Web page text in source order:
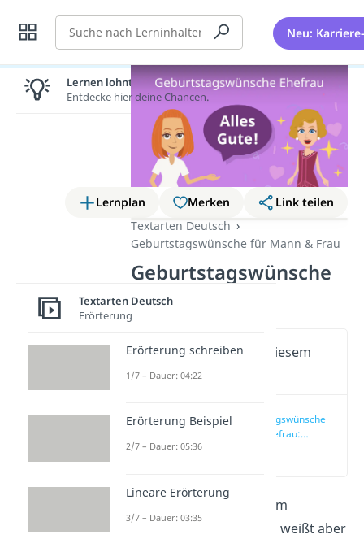
Suche Neu:
Lernplan Merken
Link teilen
Textarten Deutsch
Geburtstagswünsche für Mann & Frau
Geburtstagswünsche
Ehefrau
Wichtige Inhalte in diesem
Video
Geburtstagswünsche
für die Ehefrau:
Du willst deiner Frau zum
Geburtstag gratulieren, weißt aber
Lernen lohnt sich!
Entdecke hier deine Chancen.
Textarten Deutsch
Erörterung
Erörterung schreiben
1/7 – Dauer: 04:22
Erörterung Beispiel
2/7 – Dauer: 05:36
Lineare Erörterung
3/7 – Dauer: 03:35